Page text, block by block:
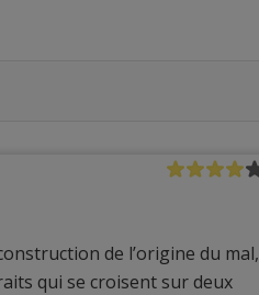
de l’origine du mal,
qui se croisent sur deux